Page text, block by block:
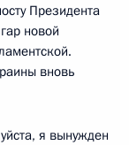
Президента
новой
вновь
я вынужден